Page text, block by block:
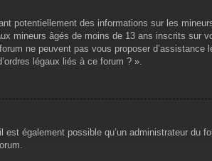
potentiellement des informations sur les
mineurs âgés de moins de 13 ans inscrits sur
ne peuvent pas vous proposer d’assistance
légaux liés à ce forum ? ».
également possible qu’un administrateur du